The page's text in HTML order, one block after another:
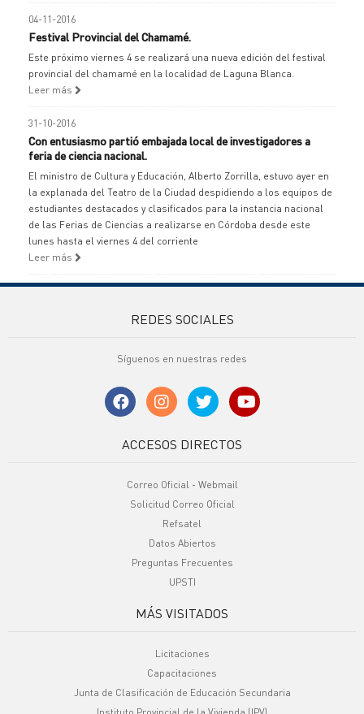
04-11-2016
Festival Provincial del Chamamé.
Este próximo viernes 4 se realizará una nueva edición del festival
provincial del chamamé en la localidad de Laguna Blanca.
Leer más
31-10-2016
Con entusiasmo partió embajada local de investigadores a
feria de ciencia nacional.
El ministro de Cultura y Educación, Alberto Zorrilla, estuvo ayer en
la explanada del Teatro de la Ciudad despidiendo a los equipos de
estudiantes destacados y clasificados para la instancia nacional
de las Ferias de Ciencias a realizarse en Córdoba desde este
lunes hasta el viernes 4 del corriente
Leer más
REDES SOCIALES
Síguenos en nuestras redes
ACCESOS DIRECTOS
Correo Oficial - Webmail
Solicitud Correo Oficial
Refsatel
Datos Abiertos
Preguntas Frecuentes
UPSTI
MÁS VISITADOS
Licitaciones
Capacitaciones
Junta de Clasificación de Educación Secundaria